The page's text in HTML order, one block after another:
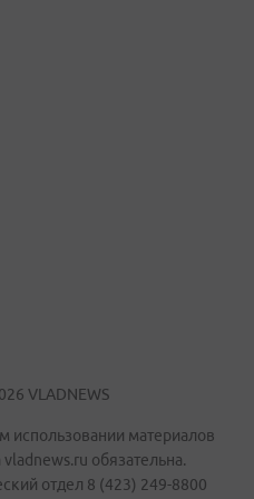
VLADNEWS
использовании материалов
обязательна.
отдел 8 (423) 249-8800